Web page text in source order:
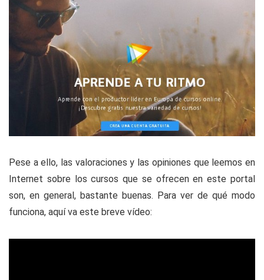
Pese a ello, las valoraciones y las opiniones que leemos en
Internet sobre los cursos que se ofrecen en este portal
son, en general, bastante buenas. Para ver de qué modo
funciona, aquí va este breve vídeo: